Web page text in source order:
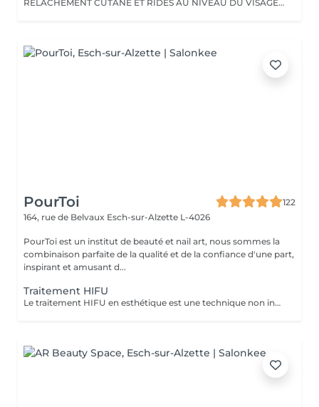
RELÄCHEMENT CUTANE ET RIDES AU NIVEAU DU VISAGE OU DU CORPS. PAS BESOIN DE PASSER PAR LA CASE CHIRURGIE POUR LES ÉLIMINER. LE PLASMA LIFT EST UNE TECHNIQUE ESTHÉTIQUE NON-INVASIVE QUI PROMET UN RAJEUNISSEMENT CUTANÉ RAPIDE ET EFFICACE.
PourToi
122
164, rue de Belvaux Esch-sur-Alzette L-4026
PourToi est un institut de beauté et nail art, nous sommes la
combinaison parfaite de la qualité et de la confiance d'une part,
inspirant et amusant d...
Traitement HIFU
Le traitement HIFU en esthétique est une technique non invasive utilisant des ultrasons focalisés pour chauffer et stimuler la peau, réduisant la graisse ou raffermissant les tissus (comme pour le rajeunissement facial), avec précision et sans chirurgie. Sous réserve d'une première évaluation.